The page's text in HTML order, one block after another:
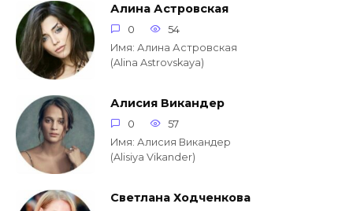
Алина Астровская
0
54
Имя: Алина Астровская
(Alina Astrovskaya)
Алисия Викандер
0
57
Имя: Алисия Викандер
(Alisiya Vikander)
Светлана Ходченкова